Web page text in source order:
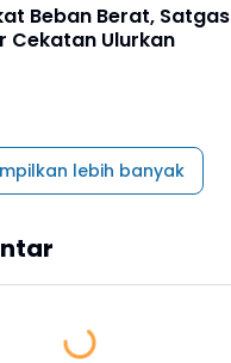
Beban Berat, Satgas
Cekatan Ulurkan
lebih banyak